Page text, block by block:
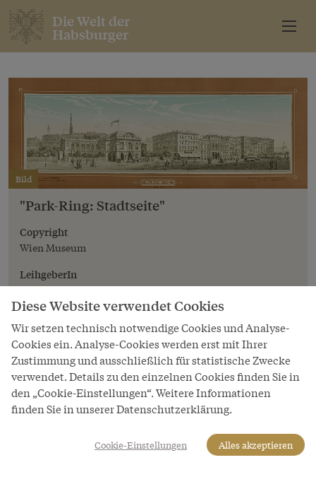
Die Welt der
Habsburger
Bild
"Park-Ring: Stadtseite"
Copyright
Wien Museum
LeihgeberIn
Wien Museum
Diese Website verwendet Cookies
Wir setzen technisch notwendige Cookies und Analyse-
Cookies ein. Analyse-Cookies werden erst mit Ihrer
Zustimmung und ausschließlich für statistische Zwecke
verwendet. Details zu den einzelnen Cookies finden Sie in
den „Cookie-Einstellungen“. Weitere Informationen
finden Sie in unserer Datenschutzerklärung.
Cookie-Einstellungen Alles akzeptieren